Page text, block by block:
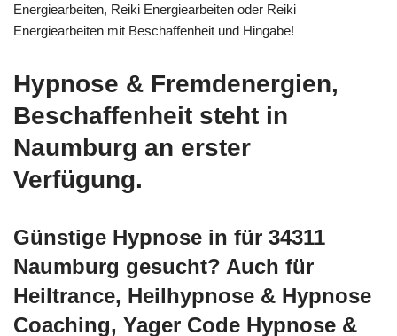
Energiearbeiten, Reiki Energiearbeiten oder Reiki
Energiearbeiten mit Beschaffenheit und Hingabe!
Hypnose & Fremdenergien,
Beschaffenheit steht in
Naumburg an erster
Verfügung.
Günstige Hypnose in für 34311
Naumburg gesucht? Auch für
Heiltrance, Heilhypnose & Hypnose
Coaching, Yager Code Hypnose &